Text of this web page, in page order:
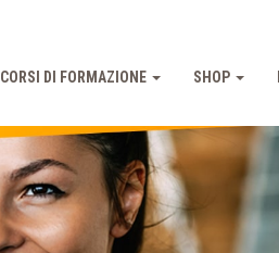
CORSI DI FORMAZIONE SHOP